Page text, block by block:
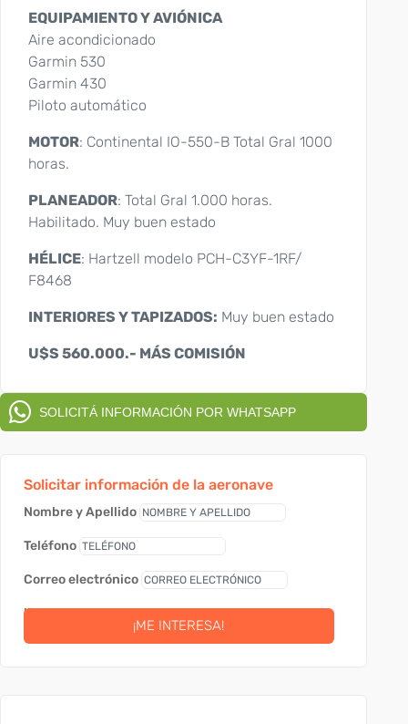
EQUIPAMIENTO Y AVIÓNICA
Aire acondicionado
Garmin 530
Garmin 430
Piloto automático
MOTOR: Continental IO-550-B Total Gral 1000
horas.
PLANEADOR: Total Gral 1.000 horas.
Habilitado. Muy buen estado
HÉLICE: Hartzell modelo PCH-C3YF-1RF/
F8468
INTERIORES Y TAPIZADOS: Muy buen estado
U$S 560.000.- MÁS COMISIÓN
SOLICITÁ INFORMACIÓN POR WHATSAPP
Solicitar información de la aeronave
Nombre y Apellido
Teléfono
Correo electrónico
link
¡ME INTERESA!